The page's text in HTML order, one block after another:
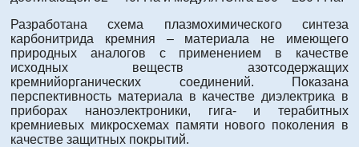
Разработана схема плазмохимического синтеза
карбонитрида кремния – материала не имеющего
природных аналогов с применением в качестве
исходных веществ азотсодержащих
кремнийорганических соединений. Показана
перспективность материала в качестве диэлектрика в
приборах наноэлектроники, гига- и терабитных
кремниевых микросхемах памяти нового поколения в
качестве защитных покрытий.